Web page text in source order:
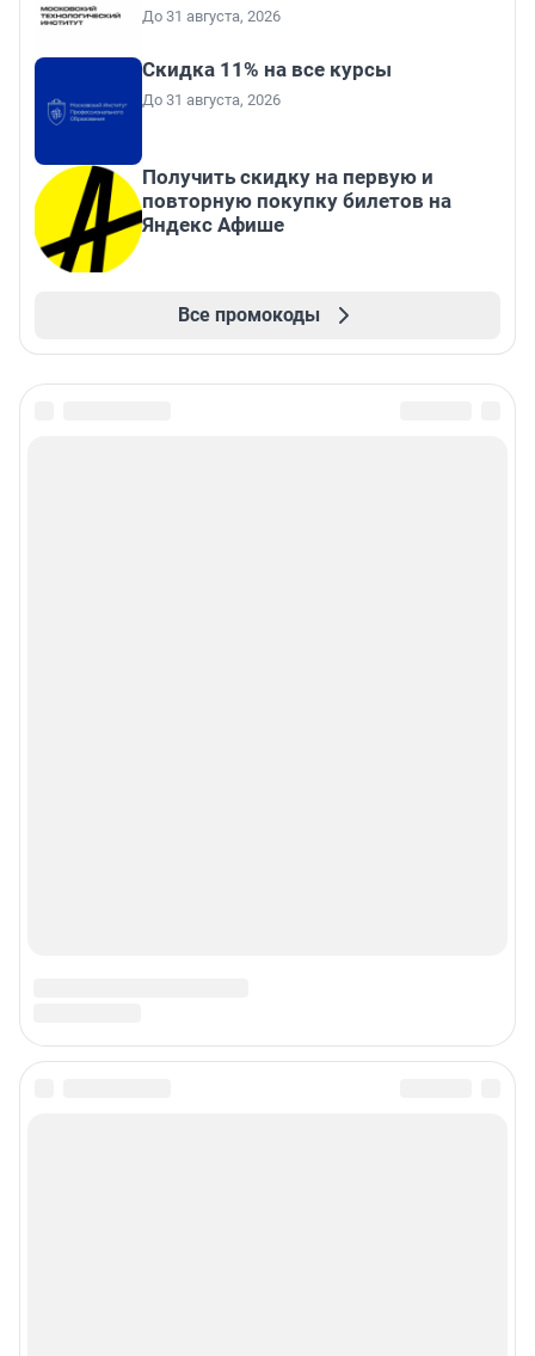
До 31 августа, 2026
Скидка 11% на все курсы
До 31 августа, 2026
Получить скидку на первую и
повторную покупку билетов на
Яндекс Афише
Все промокоды